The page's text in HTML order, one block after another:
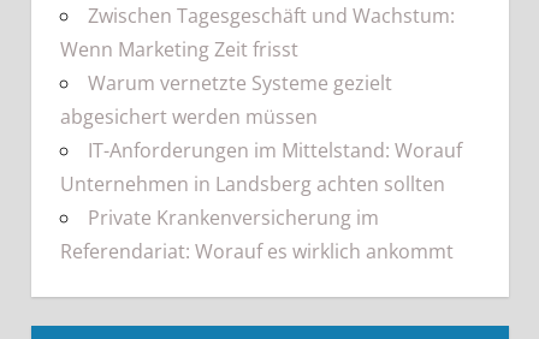
Zwischen Tagesgeschäft und Wachstum:
Wenn Marketing Zeit frisst
Warum vernetzte Systeme gezielt
abgesichert werden müssen
IT-Anforderungen im Mittelstand: Worauf
Unternehmen in Landsberg achten sollten
Private Krankenversicherung im
Referendariat: Worauf es wirklich ankommt